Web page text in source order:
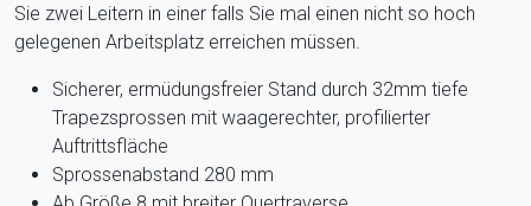
Sie zwei Leitern in einer falls Sie mal einen nicht so hoch
gelegenen Arbeitsplatz erreichen müssen.
Sicherer, ermüdungsfreier Stand durch 32mm tiefe
Trapezsprossen mit waagerechter, profilierter
Auftrittsfläche
Sprossenabstand 280 mm